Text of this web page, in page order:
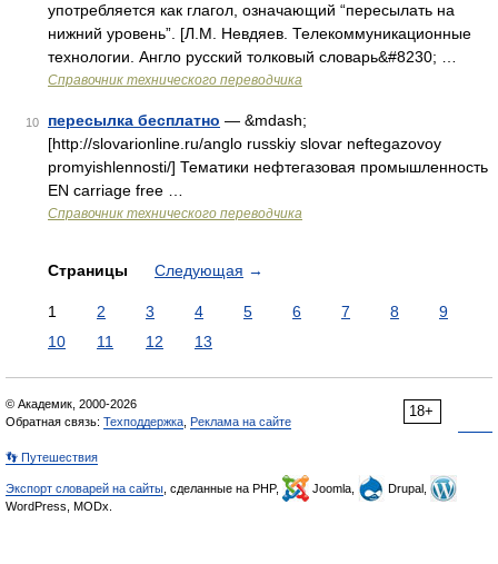
употребляется как глагол, означающий “пересылать на
нижний уровень”. [Л.М. Невдяев. Телекоммуникационные
технологии. Англо русский толковый словарь&#8230; …
Справочник технического переводчика
10 пересылка бесплатно — &mdash;
[http://slovarionline.ru/anglo russkiy slovar neftegazovoy
promyishlennosti/] Тематики нефтегазовая промышленность
EN carriage free …
Справочник технического переводчика
Страницы Следующая →
1 2 3 4 5 6 7 8
9
10
11 12 13
18+
© Академик, 2000-2026
Обратная связь: Техподдержка Реклама на сайте
👣 Путешествия
Экспорт словарей на сайты , сделанные на PHP, Joomla,
Drupal,
WordPress, MODx.